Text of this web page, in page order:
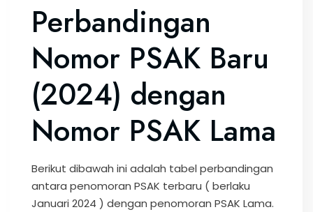
Perbandingan
Nomor PSAK Baru
(2024) dengan
Nomor PSAK Lama
Berikut dibawah ini adalah tabel perbandingan
antara penomoran PSAK terbaru ( berlaku
Januari 2024 ) dengan penomoran PSAK Lama.